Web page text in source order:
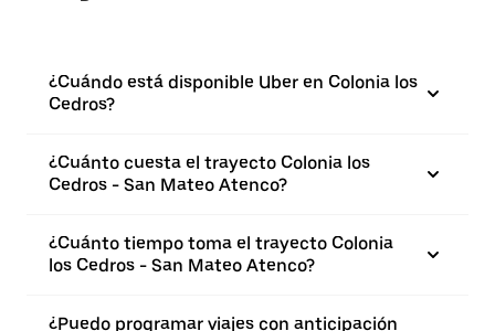
¿Cuándo está disponible Uber en Colonia los
Cedros?
¿Cuánto cuesta el trayecto Colonia los
Cedros - San Mateo Atenco?
¿Cuánto tiempo toma el trayecto Colonia
los Cedros - San Mateo Atenco?
¿Puedo programar viajes con anticipación